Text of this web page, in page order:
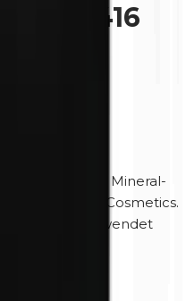
| 0416
parabenfreie Mineral-
von Unity Cosmetics.
Deckkraft verwendet